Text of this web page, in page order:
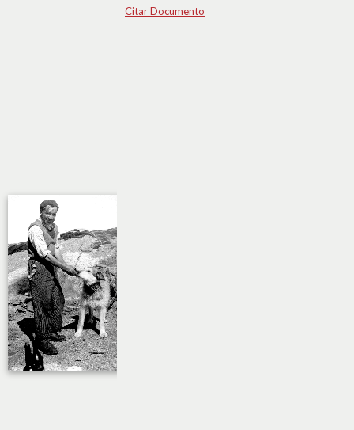
Citar Documento